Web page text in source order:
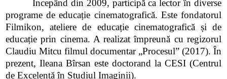
Începând din 2009, participă ca lector în diverse
programe de educație cinematografică. Este fondatorul
Filmikon, ateliere de educație cinematografică și de
educație prin cinema. A realizat împreună cu regizorul
Claudiu Mitcu filmul documentar „Procesul” (2017). În
prezent, Ileana Bîrsan este doctorand la CESI (Centrul
de Excelență în Studiul Imaginii).